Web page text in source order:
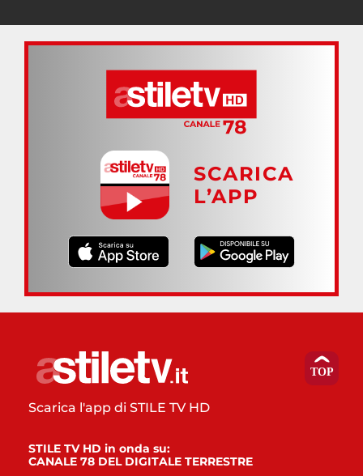
SCARICA
L’APP
Scarica l'app di STILE TV HD
STILE TV HD in onda su:
CANALE 78 DEL DIGITALE TERRESTRE